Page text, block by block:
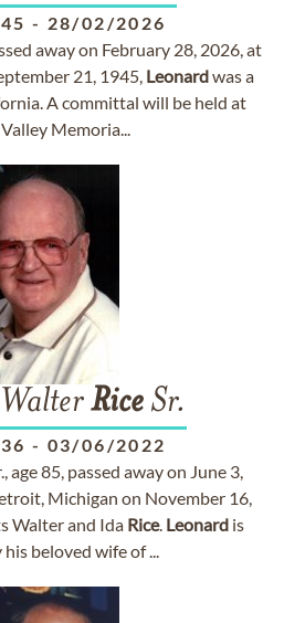
- 28/02/2026
away on February 28, 2026, at
21, 1945, Leonardwas a
A committal will be held at
Memoria...
RiceSr.
- 03/06/2022
age 85, passed away on June 3,
Michigan on November 16,
Walter and Ida Rice. Leonardis
beloved wife of ...